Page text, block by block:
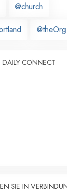
@church
@theOrg
DAILY CONNECT
SIE IN